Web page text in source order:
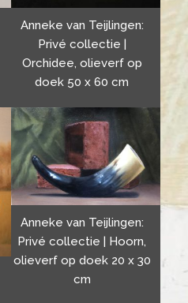
Anneke van Teijlingen:
Privé collectie |
Orchidee, olieverf op
doek 50 x 60 cm
Anneke van Teijlingen:
Privé collectie | Hoorn,
olieverf op doek 20 x 30
cm